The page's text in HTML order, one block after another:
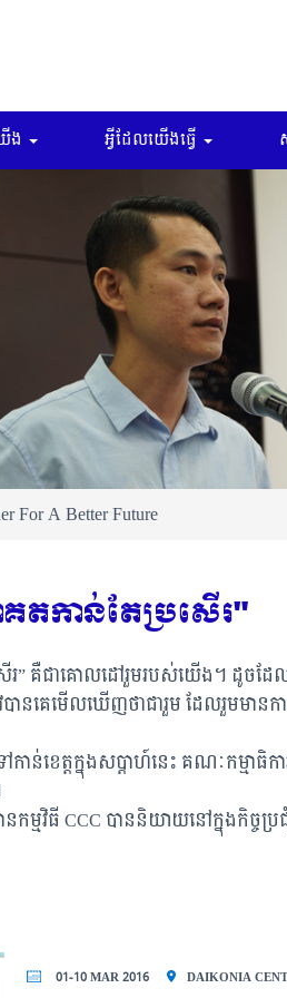
ង អ្វីដែលយើងធ្វើ
For A Better Future
គតកាន់តែប្រសើរ"
សើរ” គឺជាគោលដៅរួមរបស់យើង។ ដូច
ានគេមើលឃើញថាជារួម ដែលរួមមា
ៅកាន់ខេត្តក្នុងសប្តាហ៍នេះ គណៈកម្ម
វិធី CCC បាននិយាយនៅក្នុងកិច្ចប្រជុំ
01-10 MAR 2016 DAIKONIA CENTER,